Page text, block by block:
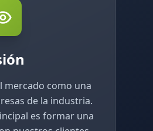
mercado como una
de la industria.
es formar una